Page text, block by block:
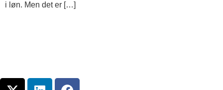
i løn. Men det er […]